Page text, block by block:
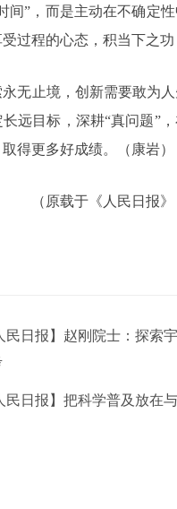
间”，而是主动在不确定
过程的心态，积当下之功
无止境，创新需要敢为
远目标，深耕“真问题”
取得更多好成绩。（康岩）
（原载于《人民日报》
民日报】赵刚院士：探索
民日报】把科学普及放在